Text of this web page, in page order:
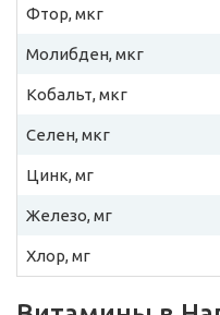
Фтор, мкг
Молибден, мкг
Кобальт, мкг
Селен, мкг
Цинк, мг
Железо, мг
Хлор, мг